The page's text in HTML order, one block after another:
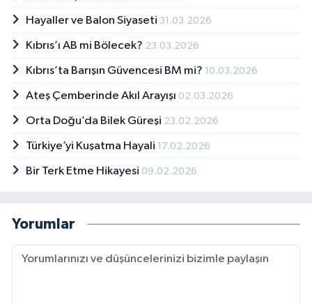
Hayaller ve Balon Siyaseti 31.03.2026
Kıbrıs’ı AB mi Bölecek? 23.03.2026
Kıbrıs’ta Barışın Güvencesi BM mi? 10.03.2026
Ateş Çemberinde Akıl Arayışı 02.03.2026
Orta Doğu’da Bilek Güreşi 23.02.2026
Türkiye’yi Kuşatma Hayali 17.02.2026
Bir Terk Etme Hikayesi 09.02.2026
Yorumlar